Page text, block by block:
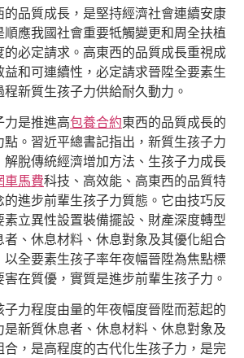
品質成長，是堅持經濟社會連續安康
應我國社會重要牴觸變更和周全扶植
必定請求。高東西的品質成長重視成
和可連續性，必定請求晉陞全要素生
新質生孩子力供給耐久動力。
力是推進高包養合約東西的品質成長的
。習近平總書記指出，新質生孩子力
解脫傳統經濟增加方法、生孩子力成長
車馬費科技、高效能、高東西的品質特
進步前輩生孩子力質態。它由技巧反
立異性設置裝備擺設、財產深度轉型
、休息材料、休息對象及其優化組合
以全要素生孩子率年夜幅晉陞為焦點標
在質優，實質是進步前輩生孩子力。
力程度由量的年夜幅度晉陞而惹起的
新質休息者、休息材料、休息對象及
，是高程度的古代化生孩子力，是完